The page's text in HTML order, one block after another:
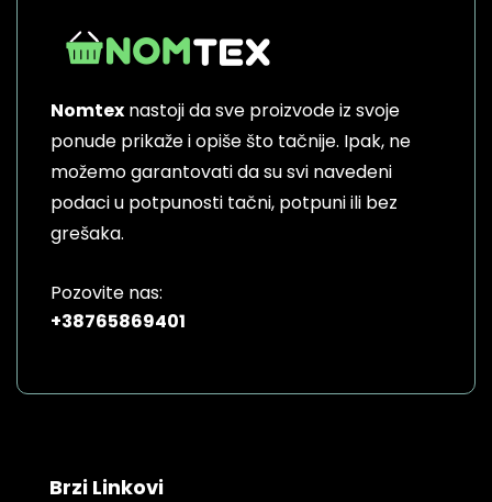
Nomtex nastoji da sve proizvode iz svoje
ponude prikaže i opiše što tačnije. Ipak, ne
možemo garantovati da su svi navedeni
podaci u potpunosti tačni, potpuni ili bez
grešaka.
Pozovite nas:
+38765869401
Brzi Linkovi